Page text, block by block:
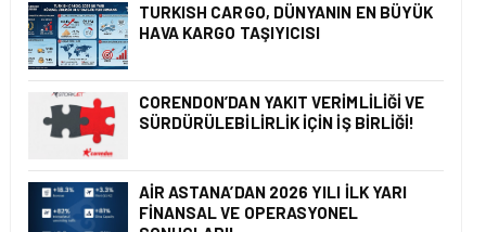
HAVACILIK • 10 MAR 2026
DEVLERI GÖKYÜZÜNDE
YARIŞIYOR
GÜNCEL HABERLER • 22 TEM 2026
OKYANUSU KÜREK
TURKISH CARGO, DÜNYANIN EN BÜYÜK
HAVA KARGO TAŞIYICISI
CORENDON’DAN YAKIT VERIMLILIĞI VE
SÜRDÜRÜLEBILIRLIK IÇIN İŞ BIRLIĞI!
AIR ASTANA’DAN 2026 YILI İLK YARI
FINANSAL VE OPERASYONEL